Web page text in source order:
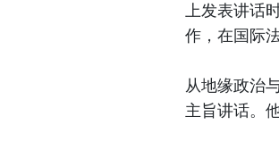
上发表讲话
作，在国际
从地缘政治
主旨讲话。